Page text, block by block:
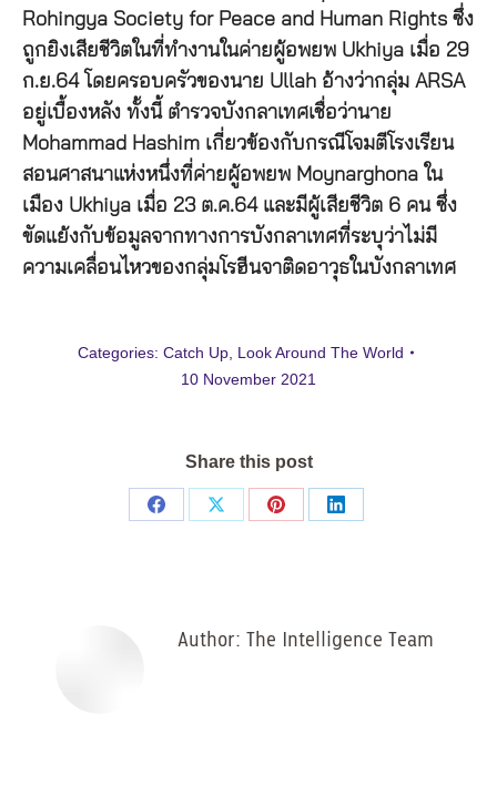
Rohingya Society for Peace and Human Rights ซึ่ง
ถูกยิงเสียชีวิตในที่ทำงานในค่ายผู้อพยพ Ukhiya เมื่อ 29
ก.ย.64 โดยครอบครัวของนาย Ullah อ้างว่ากลุ่ม ARSA
อยู่เบื้องหลัง ทั้งนี้ ตำรวจบังกลาเทศเชื่อว่านาย
Mohammad Hashim เกี่ยวข้องกับกรณีโจมตีโรงเรียน
สอนศาสนาแห่งหนึ่งที่ค่ายผู้อพยพ Moynarghona ใน
เมือง Ukhiya เมื่อ 23 ต.ค.64 และมีผู้เสียชีวิต 6 คน ซึ่ง
ขัดแย้งกับข้อมูลจากทางการบังกลาเทศที่ระบุว่าไม่มี
ความเคลื่อนไหวของกลุ่มโรฮีนจาติดอาวุธในบังกลาเทศ
Categories: Catch Up, Look Around The World
10 November 2021
Share this post
Share
Share
Share
Share
Author: The Intelligence Team